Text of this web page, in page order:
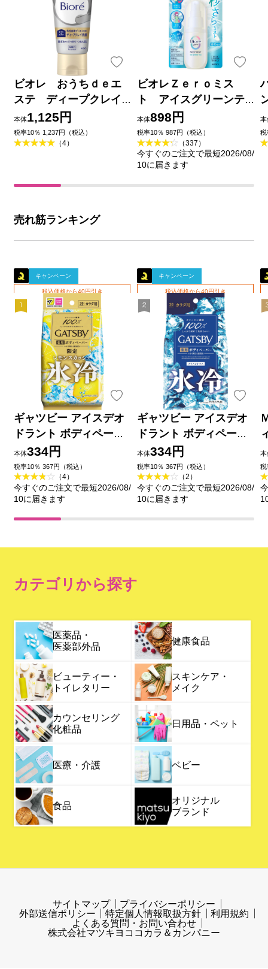
ビオレ おうちｄｅエ
ステ ディープクレイ
洗顔 １８０ｇ 花王
本体1,125円
税率10％ 1,237円（税込）
（4）
ビオレＺｅｒｏミス
ト アイスグリーンテ
ィーの香り ６０ｍＬ 花
王
本体898円
税率10％ 987円（税込）
（337）
今すぐのご注文で最短2026/08/
10に届きます
本
税
売れ筋ランキング
キャンペーン
税込価格から40円引き
ギャツビー アイスデオ
ドラント ボディペーパ
ー レモンスカッシュ
【徳用タイプ】 ３０枚
マンダム (医薬部外品)
本体334円
税率10％ 367円（税込）
（4）
今すぐのご注文で最短2026/08/
10に届きます
キャンペーン
税込価格から40円引き
ギャツビー アイスデオ
ドラント ボディペーパ
ー アイスシトラス 徳用
３０枚 マンダム (医薬部
外品)
本体334円
税率10％ 367円（税込）
（2）
今すぐのご注文で最短2026/08/
10に届きます
本
税
カテゴリから探す
医薬品・
医薬部外品
健康食品
ビューティー・
トイレタリー
スキンケア・
メイク
カウンセリング
化粧品
日用品・ペット
医療・介護 ベビー
食品
オリジナル
ブランド
サイトマップ
プライバシーポリシー
外部送信ポリシー
特定個人情報取扱方針
利用規約
よくある質問・お問い合わせ
株式会社マツキヨココカラ＆カンパニー